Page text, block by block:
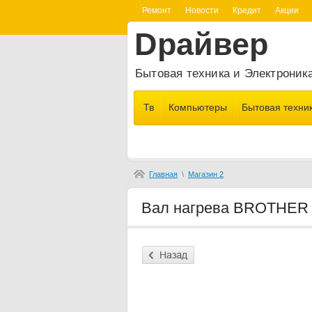
Ремонт Новости Кредит Акции
Dрайвер
Бытовая техника и
Тв Компьютеры Бытовая
Главная \ Магазин 2
Вал нагрева